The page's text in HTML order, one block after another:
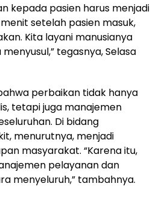
kepada pasien harus menjadi
setelah pasien masuk,
Kita layani manusianya
tegasnya, Selasa
perbaikan tidak hanya
tetapi juga manajemen
Di bidang
menurutnya, menjadi
masyarakat. “Karena itu,
pelayanan dan
menyeluruh,” tambahnya.